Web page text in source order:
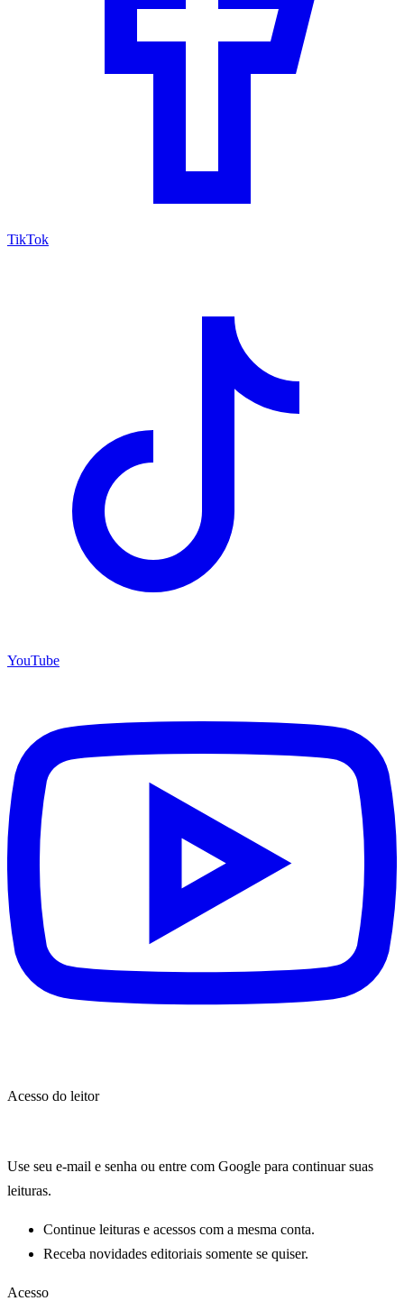
TikTok
YouTube
Acesso do leitor
Use seu e-mail e senha ou entre com Google para continuar suas
leituras.
Continue leituras e acessos com a mesma conta.
Receba novidades editoriais somente se quiser.
Acesso